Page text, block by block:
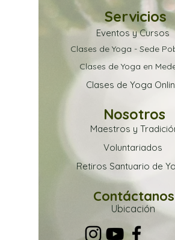
Servicios
Nosotros
Contáctanos
Eventos y Cursos
Clases de Yoga - Sede
Clases de Yoga en
Clases de Yoga
Maestros y
Voluntariados
Retiros Santuario de
Ubicación